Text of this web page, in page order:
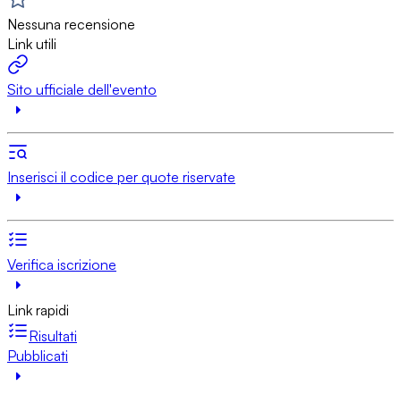
Nessuna recensione
Link utili
Sito ufficiale dell'evento
Inserisci il codice per quote riservate
Verifica iscrizione
Link rapidi
Risultati
Pubblicati